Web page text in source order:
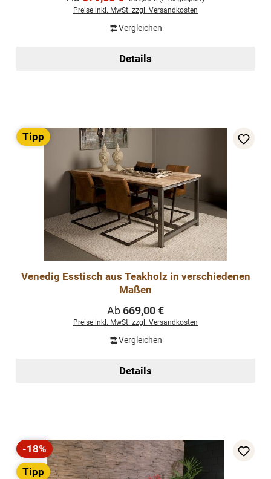
Preise inkl. MwSt. zzgl. Versandkosten
Vergleichen
Details
Tipp
Venedig Esstisch aus Teakholz in verschiedenen
Maßen
Regulärer Preis:
Ab669,00 €
Preise inkl. MwSt. zzgl. Versandkosten
Vergleichen
Details
Rabatt
-18%
Tipp